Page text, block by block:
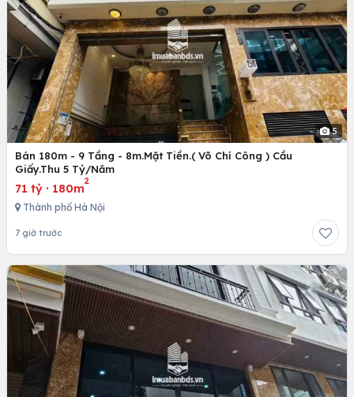
5
Bán 180m - 9 Tầng - 8m.Mặt Tiền.( Võ Chí Công ) Cầu
Giấy.Thu 5 Tỷ/Năm
71 tỷ · 180m
2
Thành phố Hà Nội
7 giờ trước